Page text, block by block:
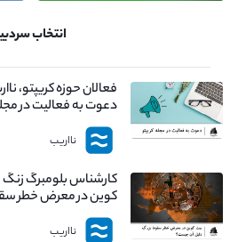
انتخاب
فعالان حوزه کریپتو،
دعوت به فعالیت در
نااریب
کارشناس بلومبرگ زنگ
کوین در معرض خطر
چیست؟
نااریب